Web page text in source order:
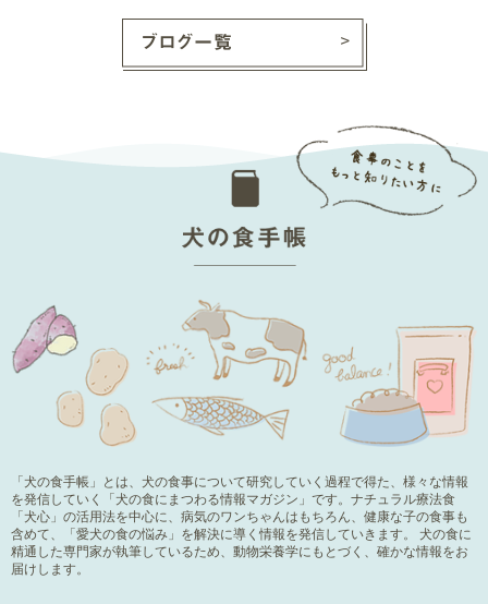
「犬の食手帳」とは、犬の食事について研究していく過程で得た、様々な情報
を発信していく「犬の食にまつわる情報マガジン」です。ナチュラル療法食
「犬心」の活用法を中心に、病気のワンちゃんはもちろん、健康な子の食事も
含めて、「愛犬の食の悩み」を解決に導く情報を発信していきます。 犬の食に
精通した専門家が執筆しているため、動物栄養学にもとづく、確かな情報をお
届けします。